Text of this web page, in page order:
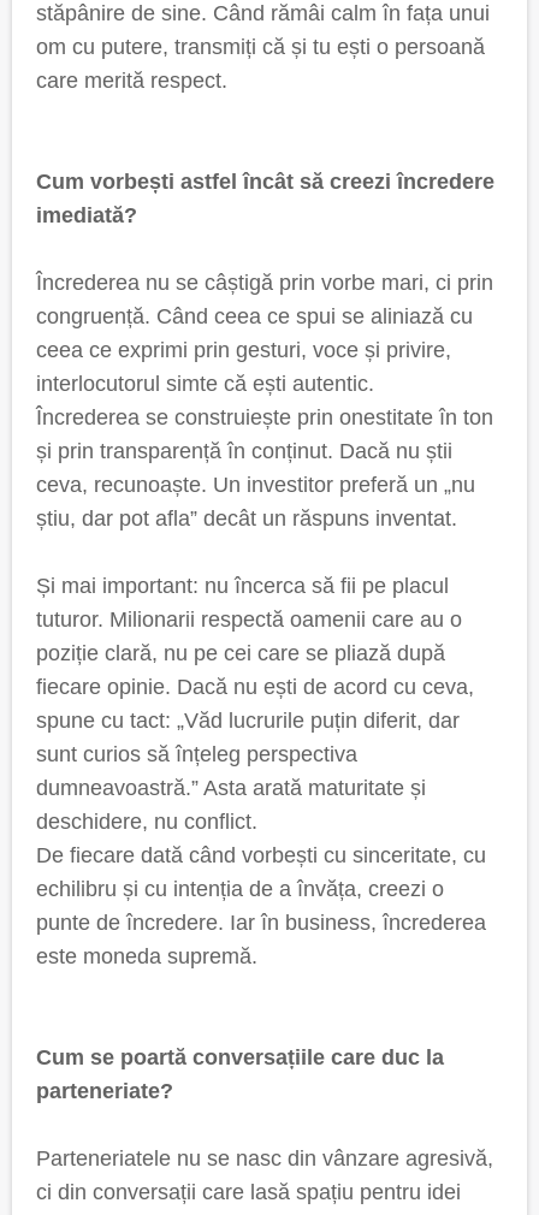
stăpânire de sine. Când rămâi calm în fața unui
om cu putere, transmiți că și tu ești o persoană
care merită respect.
Cum vorbești astfel încât să creezi încredere
imediată?
Încrederea nu se câștigă prin vorbe mari, ci prin
congruență. Când ceea ce spui se aliniază cu
ceea ce exprimi prin gesturi, voce și privire,
interlocutorul simte că ești autentic.
Încrederea se construiește prin onestitate în ton
și prin transparență în conținut. Dacă nu știi
ceva, recunoaște. Un investitor preferă un „nu
știu, dar pot afla” decât un răspuns inventat.
Și mai important: nu încerca să fii pe placul
tuturor. Milionarii respectă oamenii care au o
poziție clară, nu pe cei care se pliază după
fiecare opinie. Dacă nu ești de acord cu ceva,
spune cu tact: „Văd lucrurile puțin diferit, dar
sunt curios să înțeleg perspectiva
dumneavoastră.” Asta arată maturitate și
deschidere, nu conflict.
De fiecare dată când vorbești cu sinceritate, cu
echilibru și cu intenția de a învăța, creezi o
punte de încredere. Iar în business, încrederea
este moneda supremă.
Cum se poartă conversațiile care duc la
parteneriate?
Parteneriatele nu se nasc din vânzare agresivă,
ci din conversații care lasă spațiu pentru idei